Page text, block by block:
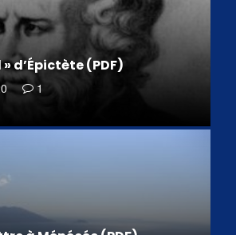
» d’Épictète (PDF)
1